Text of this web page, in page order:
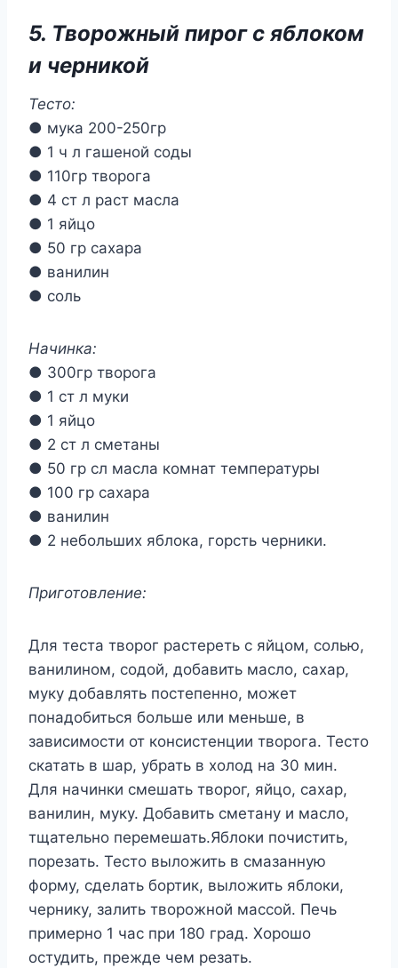
5. Творожный пирог с яблоком
и черникой
Тесто:
● мука 200-250гр
● 1 ч л гашеной соды
● 110гр творога
● 4 ст л раст масла
● 1 яйцо
● 50 гр сахара
● ванилин
● соль
Начинка:
● 300гр творога
● 1 ст л муки
● 1 яйцо
● 2 ст л сметаны
● 50 гр сл масла комнат температуры
● 100 гр сахара
● ванилин
● 2 небольших яблока, горсть черники.
Приготовление:
Для теста творог растереть с яйцом, солью,
ванилином, содой, добавить масло, сахар,
муку добавлять постепенно, может
понадобиться больше или меньше, в
зависимости от консистенции творога. Тесто
скатать в шар, убрать в холод на 30 мин.
Для начинки смешать творог, яйцо, сахар,
ванилин, муку. Добавить сметану и масло,
тщательно перемешать.Яблоки почистить,
порезать. Тесто выложить в смазанную
форму, сделать бортик, выложить яблоки,
чернику, залить творожной массой. Печь
примерно 1 час при 180 град. Хорошо
остудить, прежде чем резать.